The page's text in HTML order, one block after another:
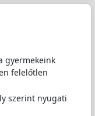
gyermekeink
felelőtlen
szerint nyugati